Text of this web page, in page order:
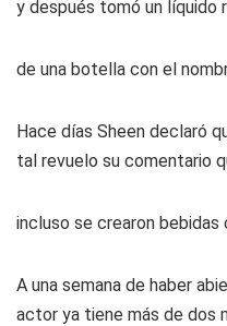
y después tomó un líquido
de una botella con el
Hace días Sheen declaró
tal revuelo su comentario
incluso se crearon bebidas
A una semana de haber
actor ya tiene más de dos